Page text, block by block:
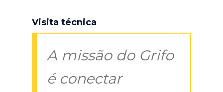
Visita técnica
A missão do Grifo
é conectar